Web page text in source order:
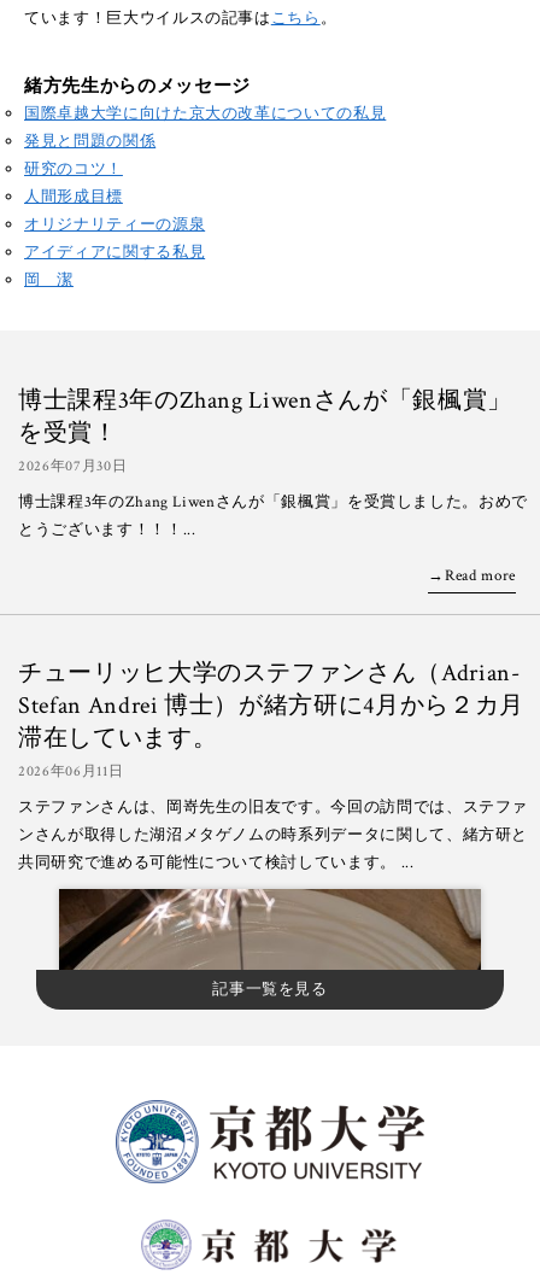
ています！巨大ウイルスの記事はこちら 。
緒方先生からのメッセージ
国際卓越大学に向けた京大の改革についての私見
発見と問題の関係
研究のコツ！
人間形成目標
オリジナリティーの源泉
アイディアに関する私見
岡 潔
博士課程3年のZhang Liwenさんが「銀楓賞」
を受賞！
2026年07月30日
博士課程3年のZhang Liwenさんが「銀楓賞」を受賞しました。おめで
とうございます！！！...
Read more
チューリッヒ大学のステファンさん（Adrian-
Stefan Andrei 博士）が緒方研に4月から２カ月
滞在しています。
2026年06月11日
ステファンさんは、岡嵜先生の旧友です。今回の訪問では、ステファ
ンさんが取得した湖沼メタゲノムの時系列データに関して、緒方研と
共同研究で進める可能性について検討しています。 ...
記事一覧を見る